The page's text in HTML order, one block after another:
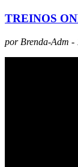
TREINOS
por Brenda-Adm -